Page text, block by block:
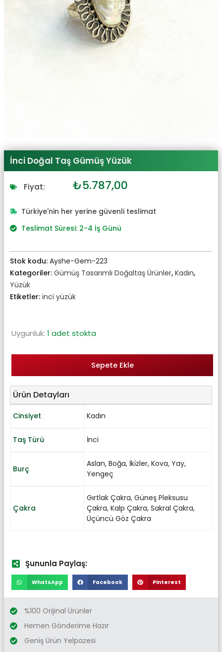
İnci Doğal Taş Gümüş Yüzük
Fiyat: Orijinal
₺6.366,00.
₺5.787,00
fiyat:
Türkiye'nin her yerine güvenli teslimat
Teslimat Süresi: 2-4 İş Günü
Stok kodu: Ayshe-Gem-223
Kategoriler: Gümüş Tasarımlı Doğaltaş Ürünler, Kadın,
Yüzük
Etiketler: inci yüzük
Uygunluk: 1 adet stokta
Sepete Ekle
Ürün Detayları
Cinsiyet Kadın
Taş Türü İnci
Burç
Aslan, Boğa, İki̇zler, Kova, Yay,
Yengeç
Çakra
Gırtlak Çakra, Güneş Pleksusu
Çakra, Kalp Çakra, Sakral Çakra,
Üçüncü Göz Çakra
Şununla Paylaş:
WhatsApp Facebook Pinterest
%100 Orijinal Ürünler
Hemen Gönderime Hazır
Geniş Ürün Yelpazesi